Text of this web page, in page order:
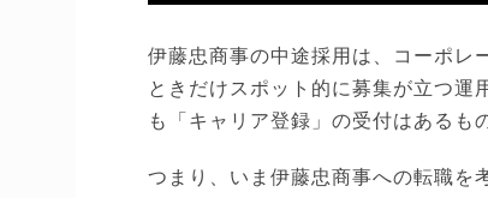
伊藤忠商事の中途採用は、コーポレ
ときだけスポット的に募集が立つ運
も「キャリア登録」の受付はあるも
つまり、いま伊藤忠商事への転職を